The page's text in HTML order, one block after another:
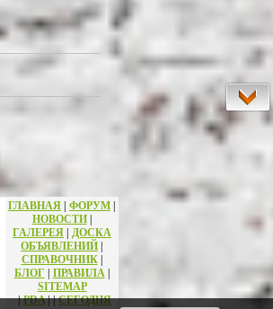
ГЛАВНАЯ | ФОРУМ |
НОВОСТИ|
ГАЛЕРЕЯ | ДОСКА
ОБЪЯВЛЕНИЙ |
СПРАВОЧНИК|
БЛОГ | ПРАВИЛА |
SITEMAP
|PDA||СЕГОДНЯ